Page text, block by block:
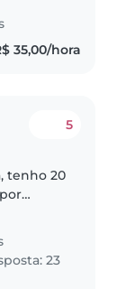
35,00/hora
5
tenho 20
de
dentro
de..
23